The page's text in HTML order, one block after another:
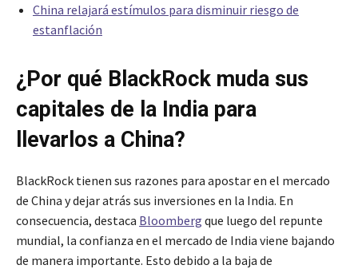
China relajará estímulos para disminuir riesgo de
estanflación
¿Por qué BlackRock muda sus
capitales de la India para
llevarlos a China?
BlackRock tienen sus razones para apostar en el mercado
de China y dejar atrás sus inversiones en la India. En
consecuencia, destaca Bloomberg que luego del repunte
mundial, la confianza en el mercado de India viene bajando
de manera importante. Esto debido a la baja de